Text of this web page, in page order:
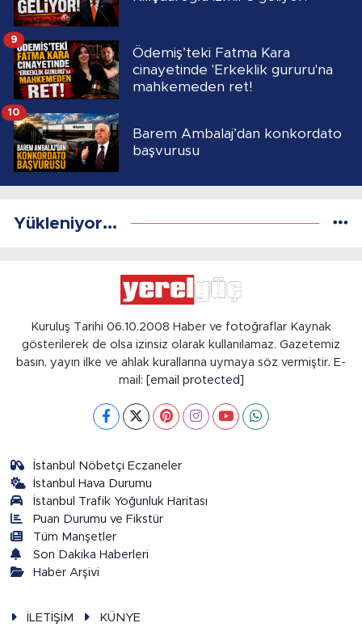
Ödemiş’teki Fatma Kara
cinayetinde 'Erkeklik gururu'na
mahkemeden ret!
9
Barem Ambalaj’dan konkordato
başvurusu
10
Yükleniyor...
Kuruluş Tarihi 06.10.2008 Haber ve fotoğraflar Kaynak
gösterilerek de olsa izinsiz olarak kullanılamaz. Gazetemiz
basın, yayın ilke ve ahlak kurallarına uymaya söz vermiştir. E-
mail:
[email protected]
İstanbul Nöbetçi Eczaneler
İstanbul Hava Durumu
İstanbul Trafik Yoğunluk Haritası
Puan Durumu ve Fikstür
Tüm Manşetler
Son Dakika Haberleri
Haber Arşivi
İLETİŞİM KÜNYE